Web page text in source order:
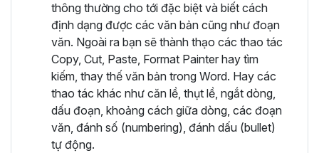
thông thường cho tới đặc biệt và biết cách
định dạng được các văn bản cũng như đoạn
văn. Ngoài ra bạn sẽ thành thạo các thao tác
Copy, Cut, Paste, Format Painter hay tìm
kiếm, thay thế văn bản trong Word. Hay các
thao tác khác như căn lề, thụt lề, ngắt dòng,
dấu đoạn, khoảng cách giữa dòng, các đoạn
văn, đánh số (numbering), đánh dấu (bullet)
tự động.